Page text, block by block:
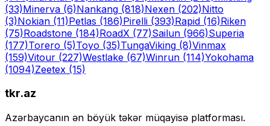
(33)Minerva (6)Nankang (818)Nexen (202)Nitto
(3)Nokian (11)Petlas (186)Pirelli (393)Rapid (16)Riken
(75)Roadstone (184)RoadX (77)Sailun (966)Superia
(177)Torero (5)Toyo (35)TungaViking (8)Vinmax
(159)Vitour (227)Westlake (67)Winrun (114)Yokohama
(1094)Zeetex (15)
tkr.az
Azərbaycanın ən böyük təkər müqayisə platforması.